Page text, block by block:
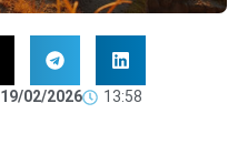
19/02/2026 13:58